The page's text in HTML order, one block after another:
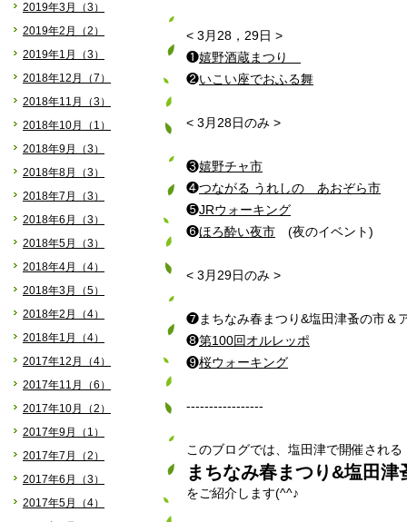
2019年3月（3）
2019年2月（2）
2019年1月（3）
2018年12月（7）
2018年11月（3）
2018年10月（1）
2018年9月（3）
2018年8月（3）
2018年7月（3）
2018年6月（3）
2018年5月（3）
2018年4月（4）
2018年3月（5）
2018年2月（4）
2018年1月（4）
2017年12月（4）
2017年11月（6）
2017年10月（2）
2017年9月（1）
2017年7月（2）
2017年6月（3）
2017年5月（4）
< 3月28，29日 >
❶嬉野酒蔵まつり
❷いこい座でおふる舞
< 3月28日のみ >
❸嬉野チャ市
❹つながる うれしの あおぞら市
❺JRウォーキング
❻ほろ酔い夜市 (夜のイベント)
< 3月29日のみ >
❼まちなみ春まつり&塩田津蚤の市＆
❽第100回オルレッポ
❾桜ウォーキング
-----------------
このブログでは、塩田津で開催される
まちなみ春まつり&塩田津
をご紹介します(^^♪